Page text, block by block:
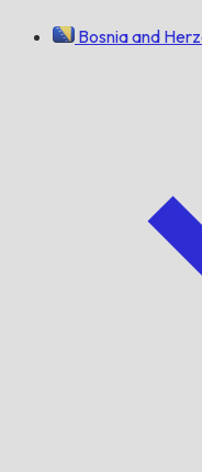
Bosnia and